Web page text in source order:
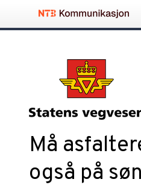
Må
også på